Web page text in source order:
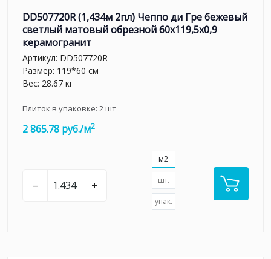
DD507720R (1,434м 2пл) Чеппо ди Гре бежевый
светлый матовый обрезной 60x119,5x0,9
керамогранит
Артикул: DD507720R
Размер: 119*60 см
Вес: 28.67 кг
Плиток в упаковке: 2шт
2 865.78 руб./м2
– +
м2
шт.
упак.